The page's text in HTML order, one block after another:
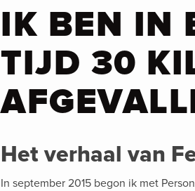
IK BEN IN
TIJD 30
Het verhaal van
In september 2015 begon ik met